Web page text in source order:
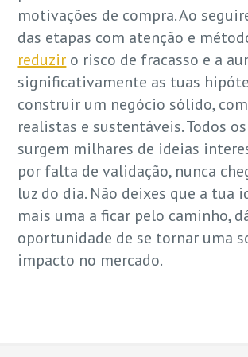
motivações de compra. Ao
das etapas com atenção e
reduzir o risco de fracasso e a
significativamente as tuas
construir um negócio sólido,
realistas e sustentáveis. Todos
surgem milhares de ideias
por falta de validação, nunca
luz do dia. Não deixes que a tua
mais uma a ficar pelo caminho,
oportunidade de se tornar uma
impacto no mercado.